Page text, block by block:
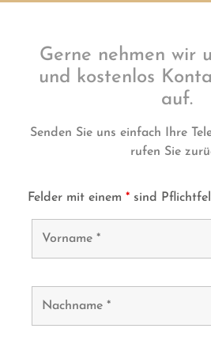
Gerne nehmen wir
und kostenlos
auf.
Senden Sie uns einfach Ihre
rufen Sie
Felder mit einem * sind